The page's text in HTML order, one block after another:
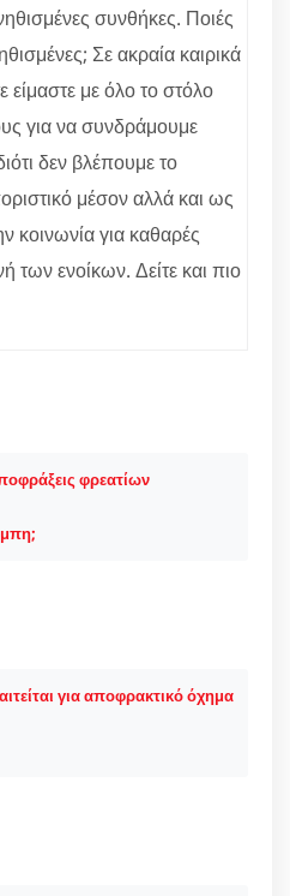
συνθήκες. Ποιές
Σε ακραία καιρικά
είμαστε με όλο το στόλο
για να συνδράμουμε
δεν βλέπουμε το
μέσον αλλά και ως
κοινωνία για καθαρές
των ενοίκων. Δείτε και πιο
φρεατίων
για αποφρακτικό όχημα